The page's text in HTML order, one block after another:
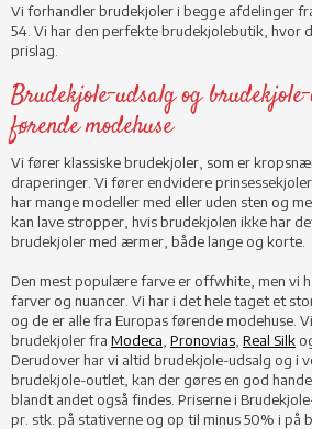
Vi forhandler brudekjoler i begge afdelinger
54. Vi har den perfekte brudekjolebutik, hvor
prislag.
Brudekjole-udsalg og
førende modehuse
Vi fører klassiske brudekjoler, som er
draperinger. Vi fører endvidere
har mange modeller med eller uden sten og
kan lave stropper, hvis brudekjolen ikke har
brudekjoler med ærmer, både lange og korte.
Den mest populære farve er offwhite, men vi
farver og nuancer. Vi har i det hele taget et
og de er alle fra Europas førende modehuse.
brudekjoler fra Modeca Pronovias, Real Silk
Derudover har vi altid brudekjole-udsalg og i
brudekjole-outlet, kan der gøres en god
blandt andet også findes. Priserne i
pr. stk. på stativerne og op til minus 50% i på